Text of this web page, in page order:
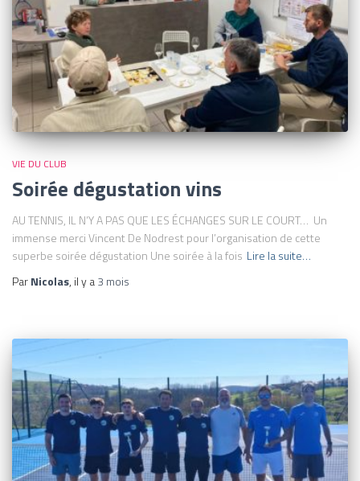
VIE DU CLUB
Soirée dégustation vins
AU TENNIS, IL N’Y A PAS QUE LES ÉCHANGES SUR LE COURT… Un
immense merci Vincent De Nodrest pour l’organisation de cette
superbe soirée dégustation Une soirée à la fois Lire la suite…
ParNicolas, il y a3 mois